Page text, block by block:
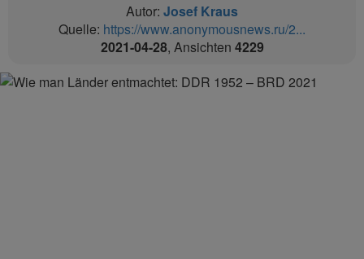
Autor: Josef Kraus
Quelle: https://www.anonymousnews.ru/2...
2021-04-28, Ansichten 4229